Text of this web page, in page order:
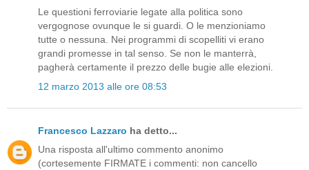
Le questioni ferroviarie legate alla politica sono
vergognose ovunque le si guardi. O le menzioniamo
tutte o nessuna. Nei programmi di scopelliti vi erano
grandi promesse in tal senso. Se non le manterrà,
pagherà certamente il prezzo delle bugie alle elezioni.
12 marzo 2013 alle ore 08:53
Francesco Lazzaro ha detto...
Una risposta all'ultimo commento anonimo
(cortesemente FIRMATE i commenti: non cancello